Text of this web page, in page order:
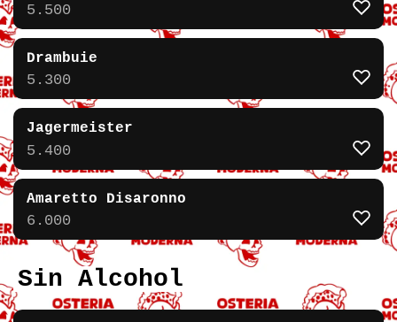
5.500
Drambuie
5.300
Jagermeister
5.400
Amaretto Disaronno
6.000
Sin Alcohol